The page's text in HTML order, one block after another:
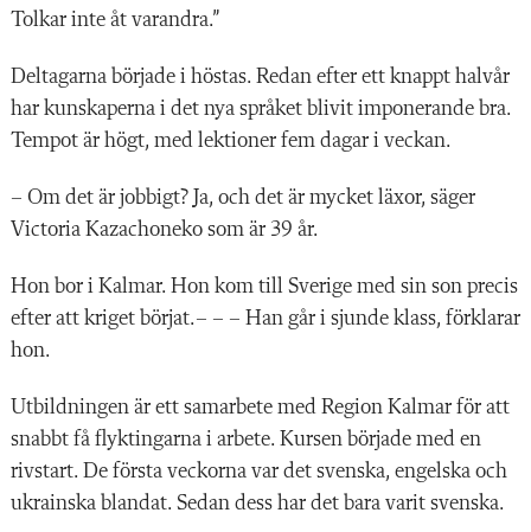
Tolkar inte åt varandra.”
Deltagarna började i höstas. Redan efter ett knappt halvår
har kunskaperna i det nya språket blivit imponerande bra.
Tempot är högt, med lektioner fem dagar i veckan.
– Om det är jobbigt? Ja, och det är mycket läxor, säger
Victoria Kazachoneko som är 39 år.
Hon bor i Kalmar. Hon kom till Sverige med sin son precis
efter att kriget börjat.– – – Han går i sjunde klass, förklarar
hon.
Utbildningen är ett samarbete med Region Kalmar för att
snabbt få flyktingarna i arbete. Kursen började med en
rivstart. De första veckorna var det svenska, engelska och
ukrainska blandat. Sedan dess har det bara varit svenska.